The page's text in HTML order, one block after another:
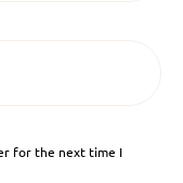
for the next time I